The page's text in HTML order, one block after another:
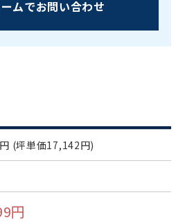
ムでお問い合わせ
(坪単価17,142円)
円